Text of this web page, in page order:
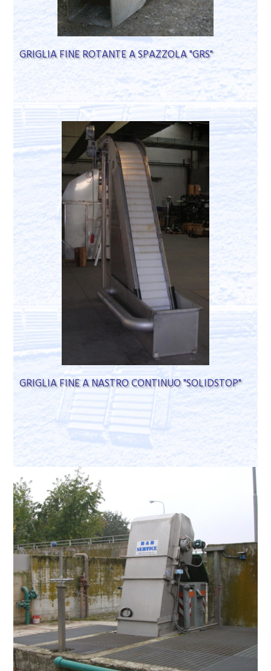
GRIGLIA FINE ROTANTE A SPAZZOLA "GRS"
GRIGLIA FINE A NASTRO CONTINUO "SOLIDSTOP"